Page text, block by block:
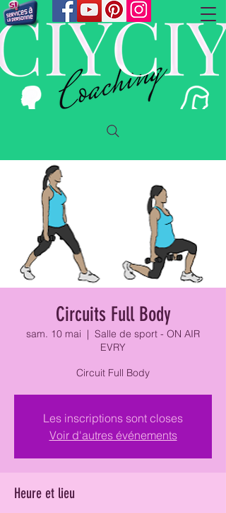
Circuits Full Body
sam. 10 mai
  |
Salle de sport - ON AIR
EVRY
Circuit Full Body
Les inscriptions sont closes
Voir d'autres événements
Heure et lieu